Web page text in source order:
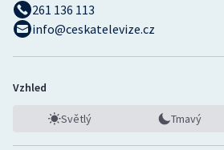
261 136 113
info@ceskatelevize.cz
Vzhled
Světlý Tmavý